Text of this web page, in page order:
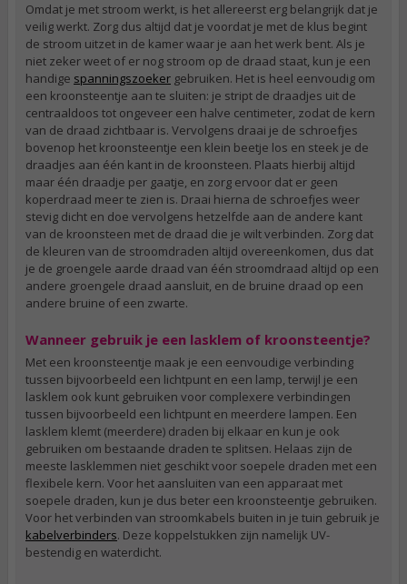
Omdat je met stroom werkt, is het allereerst erg belangrijk dat je
veilig werkt. Zorg dus altijd dat je voordat je met de klus begint
de stroom uitzet in de kamer waar je aan het werk bent. Als je
niet zeker weet of er nog stroom op de draad staat, kun je een
handige spanningszoeker gebruiken. Het is heel eenvoudig om
een kroonsteentje aan te sluiten: je stript de draadjes uit de
centraaldoos tot ongeveer een halve centimeter, zodat de kern
van de draad zichtbaar is. Vervolgens draai je de schroefjes
bovenop het kroonsteentje een klein beetje los en steek je de
draadjes aan één kant in de kroonsteen. Plaats hierbij altijd
maar één draadje per gaatje, en zorg ervoor dat er geen
koperdraad meer te zien is. Draai hierna de schroefjes weer
stevig dicht en doe vervolgens hetzelfde aan de andere kant
van de kroonsteen met de draad die je wilt verbinden. Zorg dat
de kleuren van de stroomdraden altijd overeenkomen, dus dat
je de groengele aarde draad van één stroomdraad altijd op een
andere groengele draad aansluit, en de bruine draad op een
andere bruine of een zwarte.
Wanneer gebruik je een lasklem of kroonsteentje?
Met een kroonsteentje maak je een eenvoudige verbinding
tussen bijvoorbeeld een lichtpunt en een lamp, terwijl je een
lasklem ook kunt gebruiken voor complexere verbindingen
tussen bijvoorbeeld een lichtpunt en meerdere lampen. Een
lasklem klemt (meerdere) draden bij elkaar en kun je ook
gebruiken om bestaande draden te splitsen. Helaas zijn de
meeste lasklemmen niet geschikt voor soepele draden met een
flexibele kern. Voor het aansluiten van een apparaat met
soepele draden, kun je dus beter een kroonsteentje gebruiken.
Voor het verbinden van stroomkabels buiten in je tuin gebruik je
kabelverbinders. Deze koppelstukken zijn namelijk UV-
bestendig en waterdicht.